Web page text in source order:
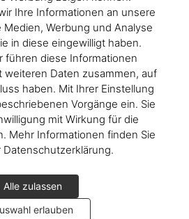
Ihre Informationen an unsere
Medien, Werbung und Analyse
in diese eingewilligt haben.
führen diese Informationen
weiteren Daten zusammen, auf
haben. Mit Ihrer Einstellung
Vorgänge ein. Sie
mit Wirkung für die
Mehr Informationen finden Sie
Datenschutzerklärung.
Alle zulassen
erlauben